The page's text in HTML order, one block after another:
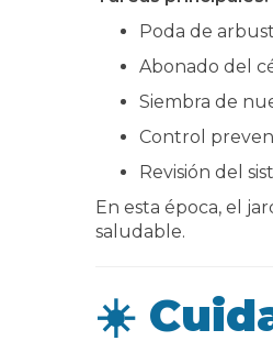
Poda de
Abonado del
Siembra de
Control
Revisión del
En esta época, el
saludable.
☀️